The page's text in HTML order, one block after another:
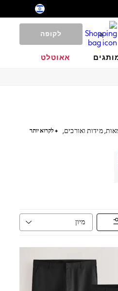
0 לקופה
אאוטלט
מידות ואורכים,
+ לקרוא יותר
מיון